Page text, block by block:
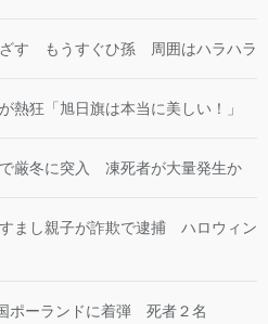
ざす もうすぐひ孫 周囲はハラハラ
熱狂「旭日旗は本当に美しい！」
厳冬に突入 凍死者が大量発生か
まし親子が詐欺で逮捕 ハロウィン
ポーランドに着弾 死者２名